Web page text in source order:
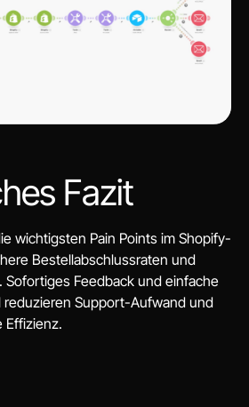
Fazit
wichtigsten Pain Points im Shopify-
Bestellabschlussraten und
Sofortiges Feedback und einfache
Support-Aufwand und
Effizienz.